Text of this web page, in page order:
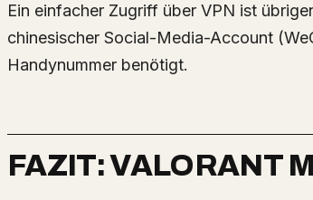
Ein einfacher Zugriff über VPN ist
chinesischer Social-Media-Account
Handynummer benötigt.
FAZIT: VALORANT